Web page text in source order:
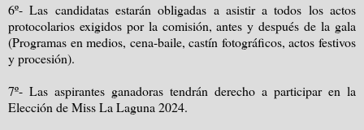
6º- Las candidatas estarán obligadas a asistir a todos los actos
protocolarios exigidos por la comisión, antes y después de la gala
(Programas en medios, cena-baile, castín fotográficos, actos festivos
y procesión).
7º- Las aspirantes ganadoras tendrán derecho a participar en la
Elección de Miss La Laguna 2024.